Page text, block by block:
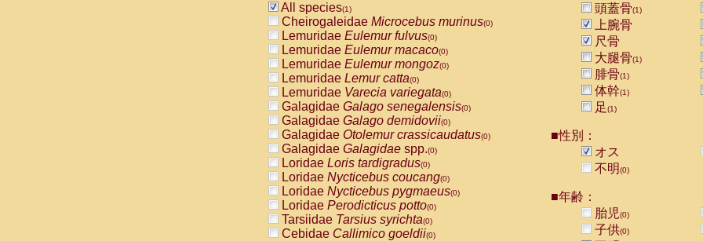
All species(1)
Cheirogaleidae Microcebus murinus(0)
Lemuridae Eulemur fulvus(0)
Lemuridae Eulemur macaco(0)
Lemuridae Eulemur mongoz(0)
Lemuridae Lemur catta(0)
Lemuridae Varecia variegata(0)
Galagidae Galago senegalensis(0)
Galagidae Galago demidovii(0)
Galagidae Otolemur crassicaudatus(0)
Galagidae Galagidae spp.(0)
Loridae Loris tardigradus(0)
Loridae Nycticebus coucang(0)
Loridae Nycticebus pygmaeus(0)
Loridae Perodicticus potto(0)
Tarsiidae Tarsius syrichta(0)
Cebidae Callimico goeldii(0)
頭蓋骨(1)
上腕骨
尺骨
大腿骨(1)
腓骨(1)
体幹(1)
足(1)
■性別：
オス
不明(0)
■年齢：
胎児(0)
子供(0)